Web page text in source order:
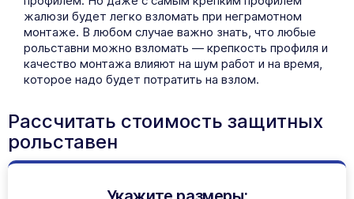
от14 289₽
Антивандальные рольставни 1100
от14 873₽
Антивандальные рольставни
жалюзи будет легко взломать при неграмотном
монтаже. В любом случае важно знать, что любые
рольставни можно взломать — крепкость профиля и
качество монтажа влияют на шум работ и на время,
которое надо будет потратить на взлом.
Рассчитать стоимость защитных
рольставен